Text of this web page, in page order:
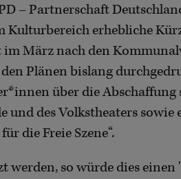
– Partnerschaft
Kulturbereich erhebliche
im März nach den
Plänen bislang
über die
und des Volkstheaters
die Freie Szene‘‘.
werden, so würde dies